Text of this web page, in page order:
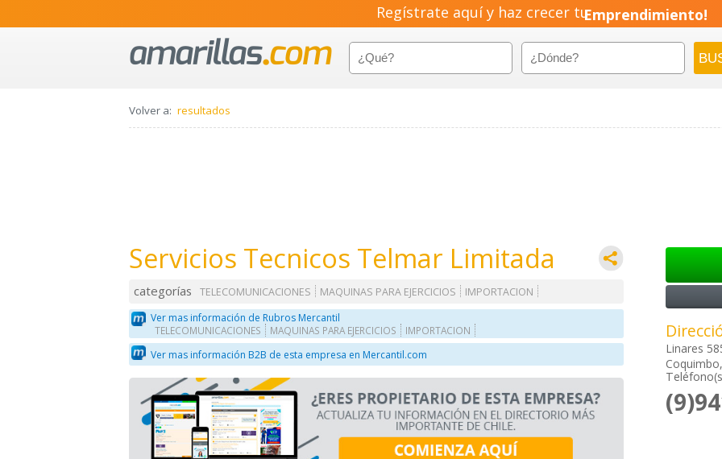
Regístrate aquí y haz crecer tuEmprendimiento!
Volver a: resultados
Servicios Tecnicos Telmar Limitada
categorías TELECOMUNICACIONES MAQUINAS PARA EJERCICIOS
IMPORTACION
Ver mas información de Rubros Mercantil
TELECOMUNICACIONES MAQUINAS PARA EJERCICIOS IMPORTACION
Ver mas información B2B de esta empresa en Mercantil.com
Linares